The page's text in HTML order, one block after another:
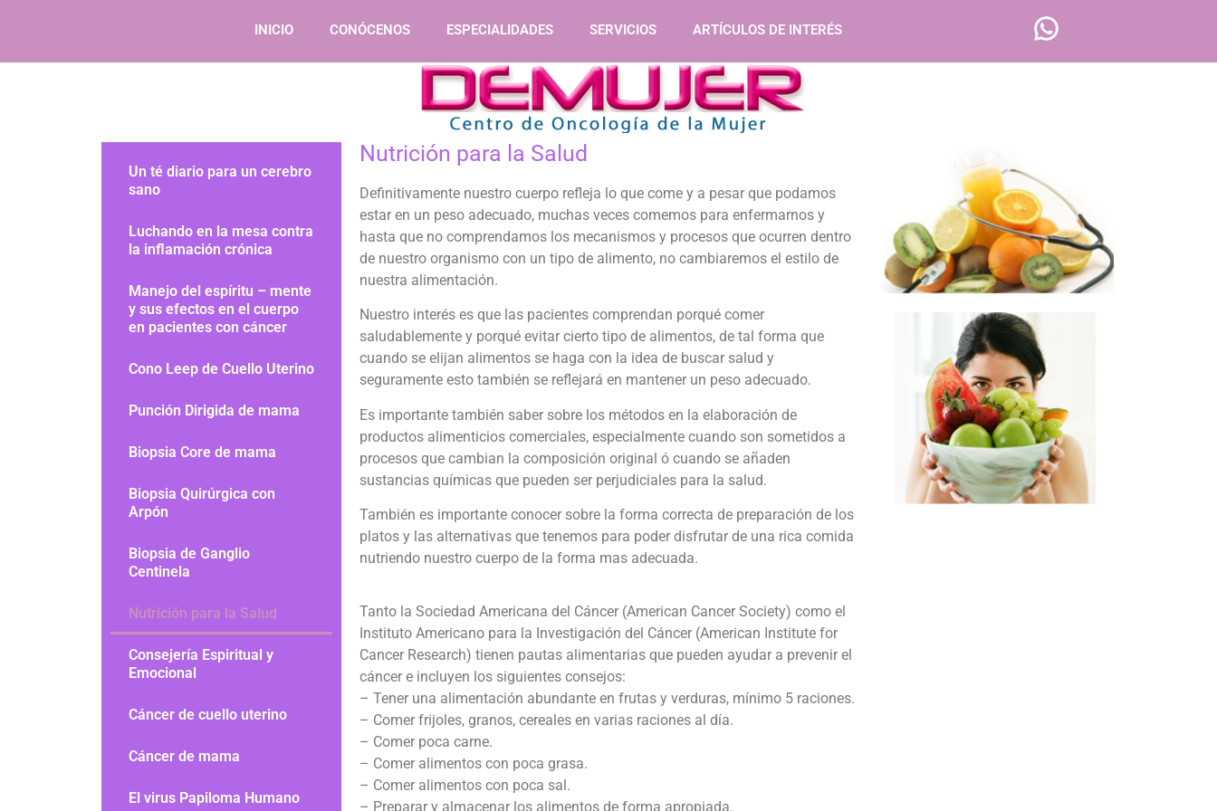
INICIO CONÓCENOS ESPECIALIDADES SERVICIOS ARTÍCULOS DE INTERÉS
Un té diario para un cerebro
sano
Luchando en la mesa contra
la inflamación crónica
Manejo del espíritu – mente
y sus efectos en el cuerpo
en pacientes con cáncer
Cono Leep de Cuello Uterino
Punción Dirigida de mama
Biopsia Core de mama
Biopsia Quirúrgica con
Arpón
Biopsia de Ganglio
Centinela
Nutrición para la Salud
Consejería Espiritual y
Emocional
Cáncer de cuello uterino
Cáncer de mama
El virus Papiloma Humano
Nutrición para la Salud
Definitivamente nuestro cuerpo refleja lo que come y a pesar que podamos
estar en un peso adecuado, muchas veces comemos para enfermarnos y
hasta que no comprendamos los mecanismos y procesos que ocurren dentro
de nuestro organismo con un tipo de alimento, no cambiaremos el estilo de
nuestra alimentación.
Nuestro interés es que las pacientes comprendan porqué comer
saludablemente y porqué evitar cierto tipo de alimentos, de tal forma que
cuando se elijan alimentos se haga con la idea de buscar salud y
seguramente esto también se reflejará en mantener un peso adecuado.
Es importante también saber sobre los métodos en la elaboración de
productos alimenticios comerciales, especialmente cuando son sometidos a
procesos que cambian la composición original ó cuando se añaden
sustancias químicas que pueden ser perjudiciales para la salud.
También es importante conocer sobre la forma correcta de preparación de los
platos y las alternativas que tenemos para poder disfrutar de una rica comida
nutriendo nuestro cuerpo de la forma mas adecuada.
Tanto la Sociedad Americana del Cáncer (American Cancer Society) como el
Instituto Americano para la Investigación del Cáncer (American Institute for
Cancer Research) tienen pautas alimentarias que pueden ayudar a prevenir el
cáncer e incluyen los siguientes consejos:
– Tener una alimentación abundante en frutas y verduras, mínimo 5 raciones.
– Comer frijoles, granos, cereales en varias raciones al día.
– Comer poca carne.
– Comer alimentos con poca grasa.
– Comer alimentos con poca sal.
– Preparar y almacenar los alimentos de forma apropiada.